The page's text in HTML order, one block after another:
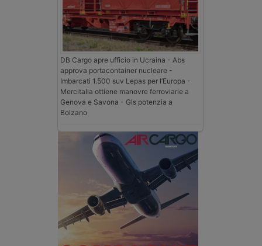
DB Cargo apre ufficio in Ucraina - Abs
approva portacontainer nucleare -
Imbarcati 1.500 suv Lepas per l’Europa -
Mercitalia ottiene manovre ferroviarie a
Genova e Savona - Gls potenzia a
Bolzano